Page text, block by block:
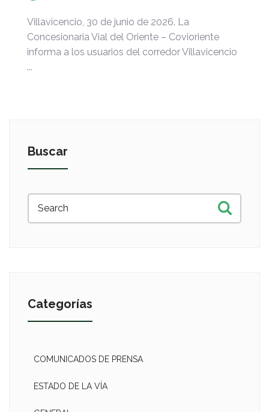
Villavicencio, 30 de junio de 2026. La
Concesionaria Vial del Oriente – Covioriente
informa a los usuarios del corredor Villavicencio
...
Buscar
Categorías
COMUNICADOS DE PRENSA
ESTADO DE LA VÍA